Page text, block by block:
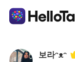
Language
보라ᵔᴥᵔ